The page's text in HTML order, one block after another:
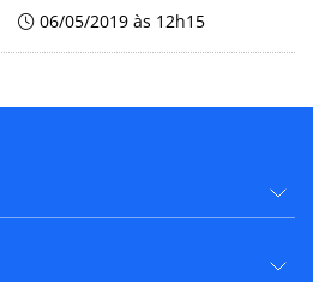
06/05/2019 às 12h15